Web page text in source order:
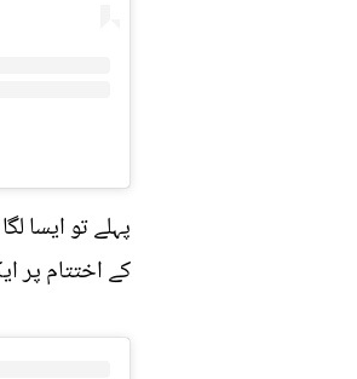
پہلے تو ایسا
کے اختتام